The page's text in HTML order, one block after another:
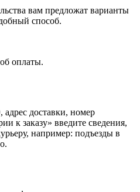
вам предложат варианты
способ.
оплаты.
доставки, номер
к заказу» введите сведения,
например: подъезды в